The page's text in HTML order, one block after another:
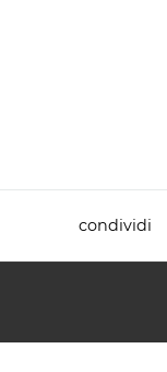
condividi